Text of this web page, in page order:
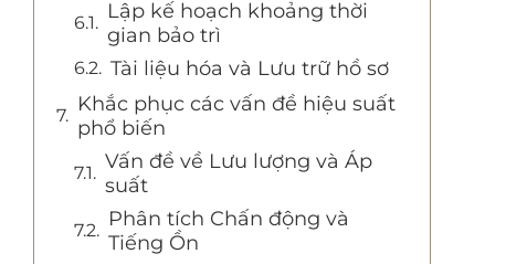
Lập kế hoạch khoảng thời
gian bảo trì
Tài liệu hóa và Lưu trữ hồ sơ
Khắc phục các vấn đề hiệu suất
phổ biến
Vấn đề về Lưu lượng và Áp
suất
Phân tích Chấn động và
Tiếng Ồn